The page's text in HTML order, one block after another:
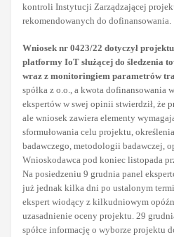
kontroli Instytucji Zarządzającej
rekomendowanych do dofinansowania.
Wniosek nr 0423/22 dotyczył
platformy IoT służącej do śledzenia
wraz z monitoringiem parametrów
spółka z o.o., a kwota dofinansowania
ekspertów w swej opinii stwierdził, że
ale wniosek zawiera elementy
sformułowania celu projektu,
badawczego, metodologii badawczej,
Wnioskodawca pod koniec listopada
Na posiedzeniu 9 grudnia panel
już jednak kilka dni po ustalonym
ekspert wiodący z kilkudniowym
uzasadnienie oceny projektu. 29
spółce informację o wyborze projektu